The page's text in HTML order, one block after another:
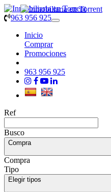
963 956 925
Toggle
Inicio
Comprar
Promociones
963 956 925
Ref
Busco
Compra
Compra
Tipo
Elegir tipos